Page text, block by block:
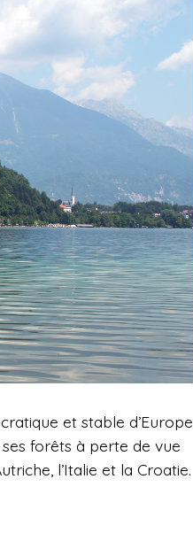
et stable d’Europe
forêts à perte de vue
l’Italie et la Croatie.